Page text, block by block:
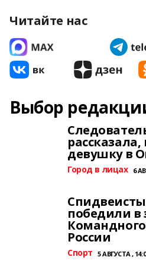
Читайте нас
Выбор
рассказала,
девушку в
Город в лицах 6
победили в
России
Спорт 5 АВГУСТА ,